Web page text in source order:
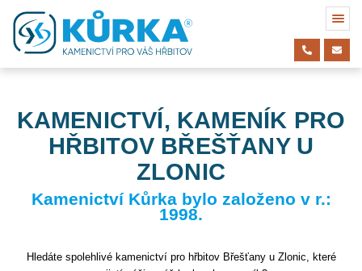
KAMENICTVÍ, KAMENÍK PRO
HŘBITOV BŘEŠŤANY U
ZLONIC
Kamenictví Kůrka bylo založeno v r.:
1998.
Hledáte spolehlivé kamenictví pro hřbitov Břešťany u Zlonic, které